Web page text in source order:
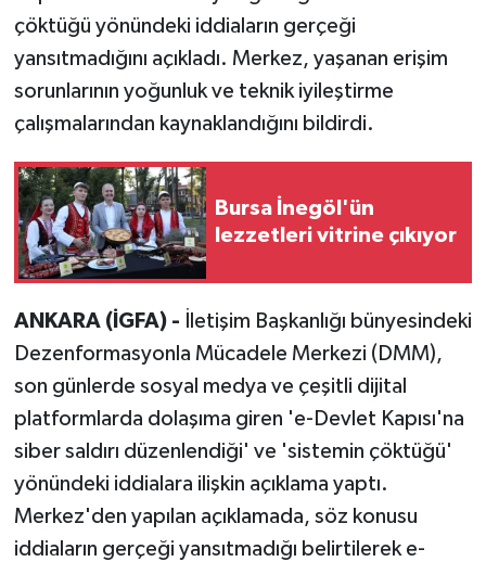
çöktüğü yönündeki iddiaların gerçeği
yansıtmadığını açıkladı. Merkez, yaşanan erişim
sorunlarının yoğunluk ve teknik iyileştirme
çalışmalarından kaynaklandığını bildirdi.
Bursa İnegöl'ün
lezzetleri vitrine çıkıyor
ANKARA (İGFA) -
İletişim Başkanlığı bünyesindeki
Dezenformasyonla Mücadele Merkezi (DMM),
son günlerde sosyal medya ve çeşitli dijital
platformlarda dolaşıma giren 'e-Devlet Kapısı'na
siber saldırı düzenlendiği' ve 'sistemin çöktüğü'
yönündeki iddialara ilişkin açıklama yaptı.
Merkez'den yapılan açıklamada, söz konusu
iddiaların gerçeği yansıtmadığı belirtilerek e-